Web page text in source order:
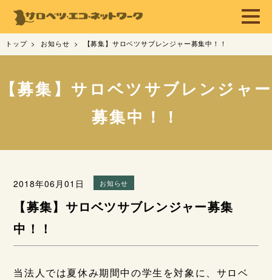
トップ お知らせ 【募集】サロベツサブレンジャー募集中！！
【募集】サロベツサブレンジャー
募集中！！
2018年06月01日 お知らせ
【募集】サロベツサブレンジャー募集
中！！
当法人では夏休み期間中の学生を対象に、サロベ